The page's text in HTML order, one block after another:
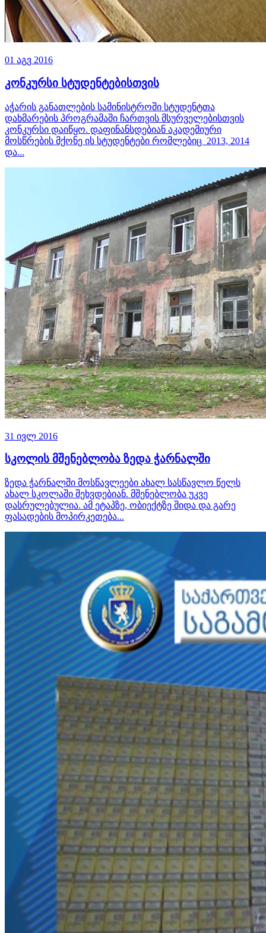
01 აგვ 2016
კონკურსი სტუდენტებისთვის
აჭარის განათლების სამინისტროში სტუდენტთა
დახმარების პროგრამაში ჩართვის მსურველებისთვის
კონკურსი დაიწყო. დაფინანსდებიან აკადემიური
მოსწრების მქონე ის სტუდენტები რომლებიც 2013, 2014
და...
31 ივლ 2016
სკოლის მშენებლობა ზედა ჭარნალში
ზედა ჭარნალში მოსწავლეები ახალ სასწავლო წელს
ახალ სკოლაში შეხვდებიან. მშენებლობა უკვე
დასრულებულია. ამ ეტაპზე, ობიექტზე შიდა და გარე
ფასადების მოპირკეთება...